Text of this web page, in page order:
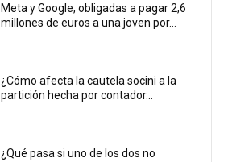
Meta y Google, obligadas a pagar 2,6
millones de euros a una joven por...
¿Cómo afecta la cautela socini a la
partición hecha por contador...
¿Qué pasa si uno de los dos no